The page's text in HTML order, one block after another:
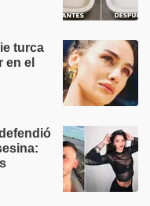
turca
en el